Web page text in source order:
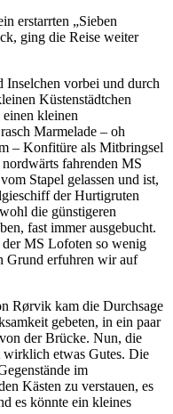
erstarrten „Sieben
ging die Reise weiter
Inselchen vorbei und durch
Küstenstädtchen
kleinen
Marmelade – oh
– Konfitüre als Mitbringsel
fahrenden MS
Stapel gelassen und ist,
der Hurtigruten
die günstigeren
fast immer ausgebucht.
der MS Lofoten so wenig
Grund erfuhren wir auf
Rørvik kam die Durchsage
gebeten, in ein paar
der Brücke. Nun, die
etwas Gutes. Die
im
Kästen zu verstauen, es
es könnte ein kleines